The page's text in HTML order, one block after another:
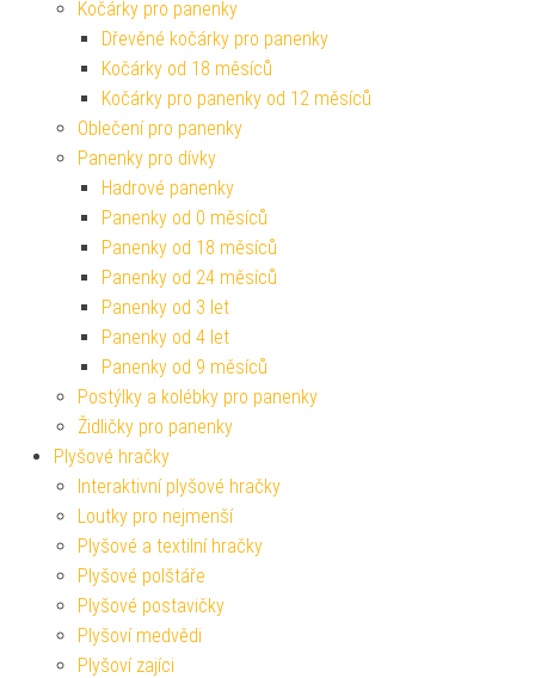
Kočárky pro panenky
Dřevěné kočárky pro panenky
Kočárky od 18 měsíců
Kočárky pro panenky od 12 měsíců
Oblečení pro panenky
Panenky pro dívky
Hadrové panenky
Panenky od 0 měsíců
Panenky od 18 měsíců
Panenky od 24 měsíců
Panenky od 3 let
Panenky od 4 let
Panenky od 9 měsíců
Postýlky a kolébky pro panenky
Židličky pro panenky
Plyšové hračky
Interaktivní plyšové hračky
Loutky pro nejmenší
Plyšové a textilní hračky
Plyšové polštáře
Plyšové postavičky
Plyšoví medvědi
Plyšoví zajíci